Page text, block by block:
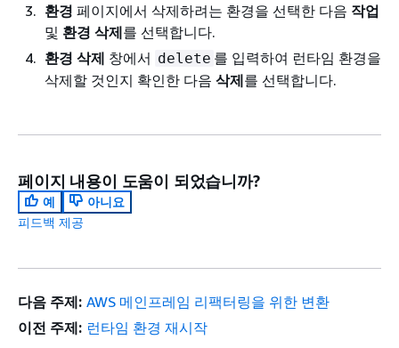
환경 페이지에서 삭제하려는 환경을 선택한 다음 작업
및 환경 삭제를 선택합니다.
환경 삭제 창에서 delete 를 입력하여 런타임 환경을
삭제할 것인지 확인한 다음 삭제를 선택합니다.
페이지 내용이 도움이 되었습니까?
예
아니요
피드백 제공
다음 주제: AWS 메인프레임 리팩터링을 위한 변환
이전 주제: 런타임 환경 재시작